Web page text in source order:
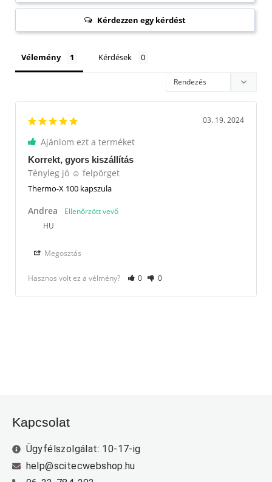
Kérdezzen egy kérdést
Vélemény Kérdések
03. 19. 2024
Ajánlom ezt a terméket
Korrekt, gyors kiszállítás
Tényleg jó ☺️ felpörget
Thermo-X 100 kapszula
Andrea
HU
Megosztás
Hasznos volt ez a vélmény? 0 0
Kapcsolat
Ügyfélszolgálat: 10-17-ig
help@scitecwebshop.hu